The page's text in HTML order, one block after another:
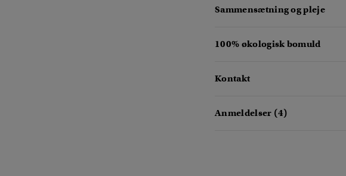
Sammensætning og pleje
100% økologisk bomuld
Kontakt
Anmeldelser (4)